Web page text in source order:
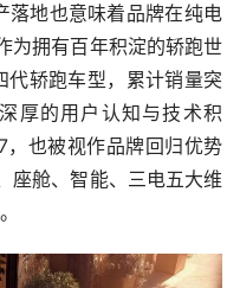
落地也意味着品牌在纯电
为拥有百年积淀的轿跑世
代轿跑车型，累计销量突
厚的用户认知与技术积
也被视作品牌回归优势
座舱、智能、三电五大维